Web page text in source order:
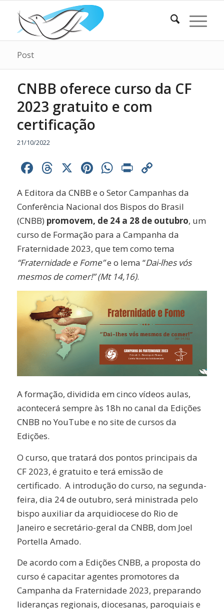
Post
CNBB oferece curso da CF
2023 gratuito e com
certificação
21/10/2022
Facebook
Threads
X Pinterest
WhatsApp
Print
A Editora da CNBB e o Setor Campanhas da
Conferência Nacional dos Bispos do Brasil
(CNBB) promovem, de 24 a 28 de outubro, um
curso de Formação para a Campanha da
Fraternidade 2023, que tem como tema
“Fraternidade e Fome”e o lema “Dai-lhes vós
mesmos de comer!” (Mt 14,16).
A formação, dividida em cinco vídeos aulas,
acontecerá sempre às 18h no canal da Edições
CNBB no YouTube e no site de cursos da
Edições.
O curso, que tratará dos pontos principais da
CF 2023, é gratuito e terá emissão de
certificado. A introdução do curso, na segunda-
feira, dia 24 de outubro, será ministrada pelo
bispo auxiliar da arquidiocese do Rio de
Janeiro e secretário-geral da CNBB, dom Joel
Portella Amado.
De acordo com a Edições CNBB, a proposta do
curso é capacitar agentes promotores da
Campanha da Fraternidade 2023, preparando
lideranças regionais, diocesanas, paroquiais e